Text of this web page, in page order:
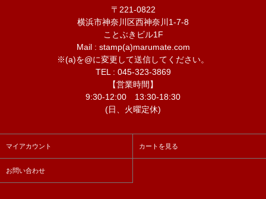
〒221-0822
横浜市神奈川区西神奈川1-7-8
ことぶきビル1F
Mail : stamp(a)marumate.com
※(a)を@に変更して送信してください。
TEL : 045-323-3869
【営業時間】
9:30-12:00 13:30-18:30
(日、火曜定休)
マイアカウント カートを見る
お問い合わせ